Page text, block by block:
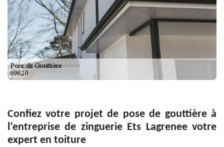
Confiez votre projet de pose de gouttière à
l’entreprise de zinguerie Ets Lagrenee votre
expert en toiture